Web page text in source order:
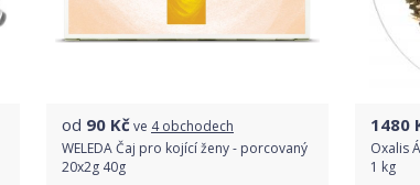
od 90 Kčve 4 obchodech
WELEDA Čaj pro kojící ženy - porcovaný
20x2g 40g
1480
Oxalis
1 kg